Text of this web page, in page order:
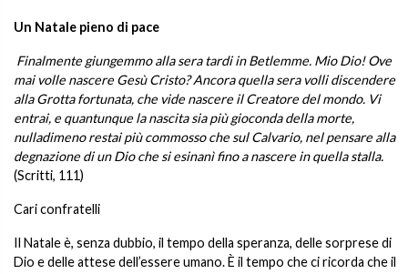
Un Natale pieno di pace
Finalmente giungemmo alla sera tardi in Betlemme. Mio Dio! Ove
mai volle nascere Gesù Cristo? Ancora quella sera volli discendere
alla Grotta fortunata, che vide nascere il Creatore del mondo. Vi
entrai, e quantunque la nascita sia più gioconda della morte,
nulladimeno restai più commosso che sul Calvario, nel pensare alla
degnazione di un Dio che si esinanì fino a nascere in quella stalla.
(Scritti, 111)
Cari confratelli
Il Natale è, senza dubbio, il tempo della speranza, delle sorprese di
Dio e delle attese dell’essere umano. È il tempo che ci ricorda che il